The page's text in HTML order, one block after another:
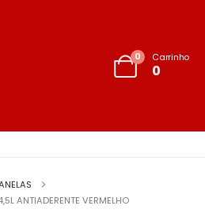
0 Carrinho
0
ANTIADERENTE VERMELHO